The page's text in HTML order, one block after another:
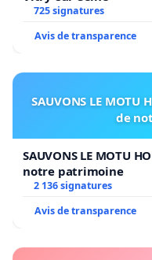
direction stable et
enfants. L’objectif
son équilibre et à la
Nous avons besoin
soutien.
Bien cordialement,
d'élèves) et équipe
725 signatures
Avis de transparence
SAUVONS LE
de
SAUVONS LE MOTU
notre patrimoine
2 136 signatures
Avis de transparence